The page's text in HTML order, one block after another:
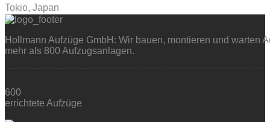
Tokio, Japan
Hollmann Aufzüge GmbH: Wir bauen, montieren und warten
mehr als 800 Aufzugsanlagen.
600
errichtete Aufzüge